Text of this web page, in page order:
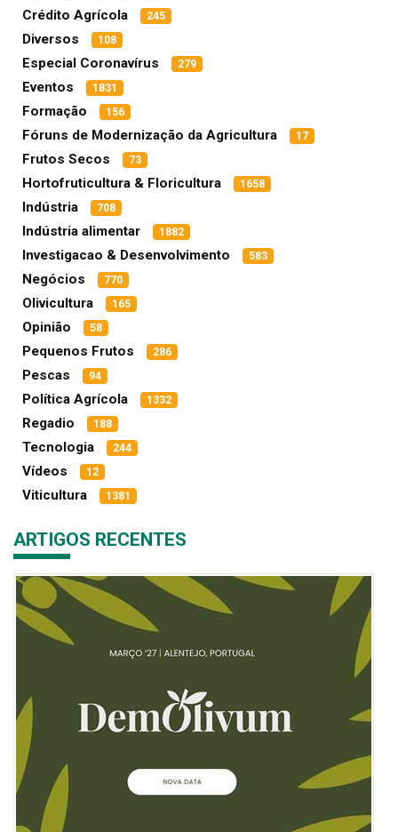
Crédito Agrícola 245
Diversos 108
Especial Coronavírus 279
Eventos 1831
Formação 156
Fóruns de Modernização da Agricultura 17
Frutos Secos 73
Hortofruticultura & Floricultura 1658
Indústria 708
Indústria alimentar 1882
Investigacao & Desenvolvimento 583
Negócios 770
Olivicultura 165
Opinião 58
Pequenos Frutos 286
Pescas 94
Política Agrícola 1332
Regadio 188
Tecnologia 244
Vídeos 12
Viticultura 1381
ARTIGOS RECENTES